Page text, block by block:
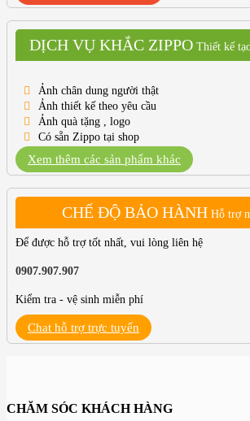
DỊCH VỤ KHẮC ZIPPO Thiết kế
Ảnh chân dung người thật
Ảnh thiết kế theo yêu cầu
Ảnh quà tặng , logo
Có sẵn Zippo tại shop
Xem thêm các sản phẩm khác
CHẾ ĐỘ BẢO HÀNH Hỗ trợ
Để được hỗ trợ tốt nhất, vui lòng liên hệ
0907.907.907
Kiểm tra - vệ sinh miễn phí
Chat hỗ trợ trực tuyến
CHĂM SÓC KHÁCH HÀNG